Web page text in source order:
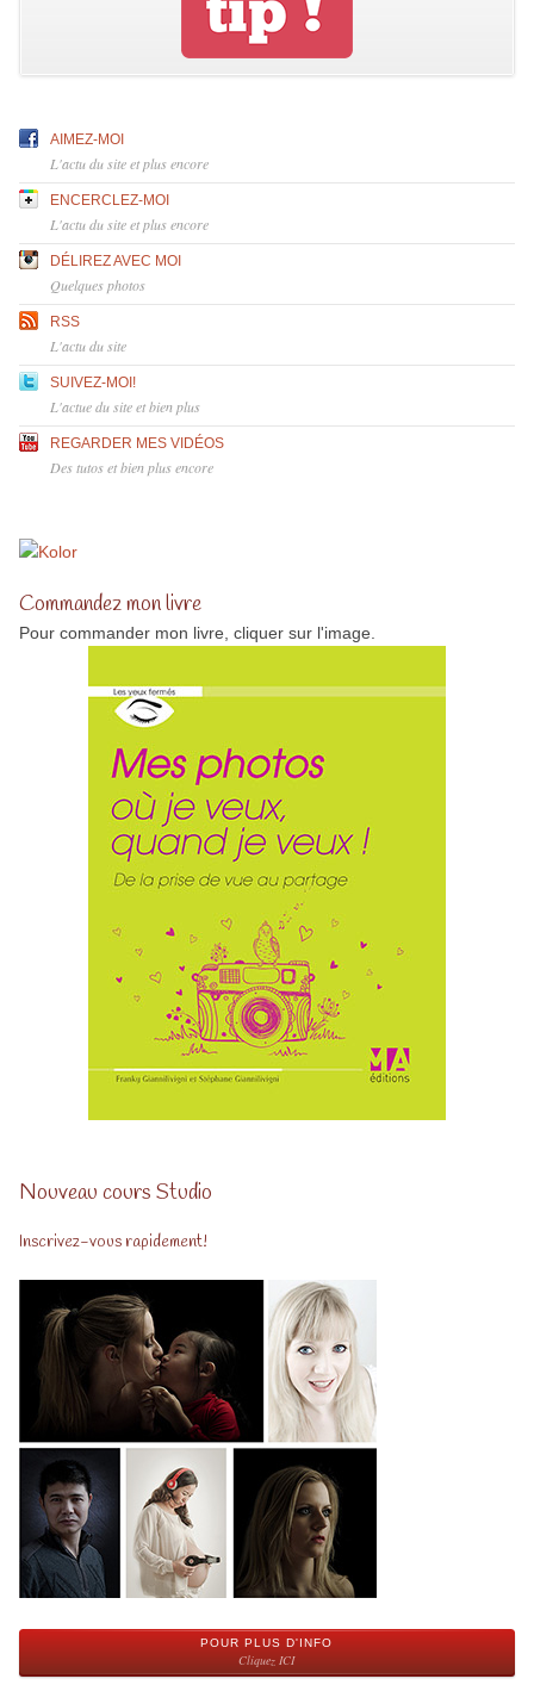
AIMEZ-MOI
L'actu du site et plus encore
ENCERCLEZ-MOI
L'actu du site et plus encore
DÉLIREZ AVEC MOI
Quelques photos
RSS
L'actu du site
SUIVEZ-MOI!
L'actue du site et bien plus
REGARDER MES VIDÉOS
Des tutos et bien plus encore
Commandez mon livre
Pour commander mon livre, cliquer sur l'image.
Nouveau cours Studio
Inscrivez-vous rapidement!
POUR PLUS D'INFO
Cliquez ICI